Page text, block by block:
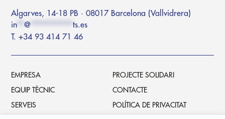
Algarves, 14-18 PB · 08017 Barcelona (Vallvidrera)
in **@ ************ts.es
T. +34 93 414 71 46
EMPRESA
EQUIP TÈCNIC
SERVEIS
PROJECTE SOLIDARI
CONTACTE
POLÍTICA DE PRIVACITAT